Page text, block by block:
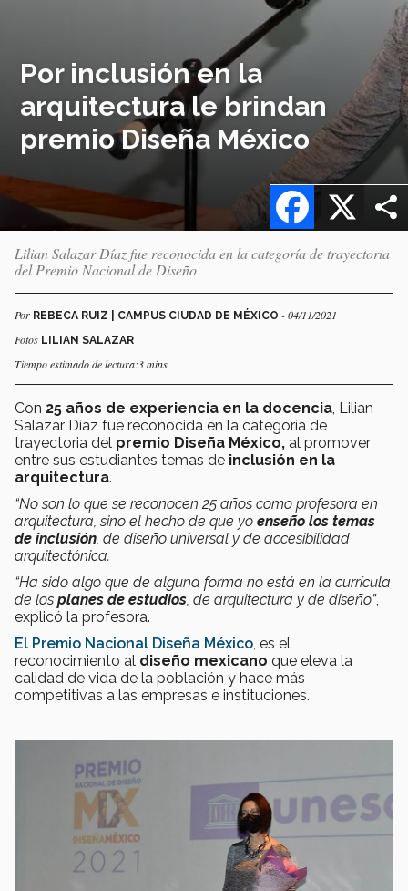
Por inclusión en la
arquitectura le brindan
premio Diseña México
X
Facebook
Lilian Salazar Díaz fue reconocida en la categoría de trayectoria
del Premio Nacional de Diseño
Por REBECA RUIZ | CAMPUS CIUDAD DE MÉXICO - 04/11/2021
Fotos LILIAN SALAZAR
Tiempo estimado de lectura:3 mins
Con 25 años de experiencia en la docencia , Lilian
Salazar Díaz fue reconocida en la categoría de
trayectoria del premio Diseña México, al promover
entre sus estudiantes temas de inclusión en la
arquitectura.
“No son lo que se reconocen 25 años como profesora en
arquitectura, sino el hecho de que yo enseño los temas
de inclusión , de diseño universal y de accesibilidad
arquitectónica.
“Ha sido algo que de alguna forma no está en la currícula
de los planes de estudios , de arquitectura y de diseño”,
explicó la profesora.
El Premio Nacional Diseña México , es el
reconocimiento al diseño mexicano que eleva la
calidad de vida de la población y hace más
competitivas a las empresas e instituciones.